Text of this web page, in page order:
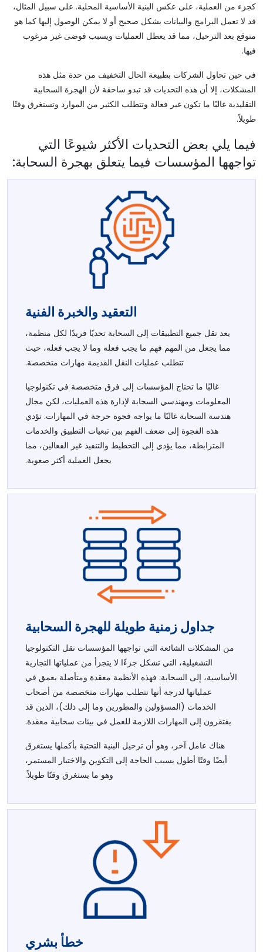
كجزء من العملية، على عكس البنية الأساسية المحلية. على سبيل المثال،
قد لا تعمل البرامج والبيانات بشكل صحيح أو لا يمكن الوصول إليها كما هو
متوقع بعد الترحيل، مما قد يعطل العمليات ويسبب فوضى غير مرغوب
فيها.
في حين تحاول الشركات بطبيعة الحال التخفيف من حدة مثل هذه
المشكلات، إلا أن هذه التحديات قد تبدو ساحقة لأن الهجرة السحابية
التقليدية غالبًا ما تكون غير فعالة وتتطلب الكثير من الموارد وتستغرق وقتًا
طويلاً.
فيما يلي بعض التحديات الأكثر شيوعًا التي
تواجهها المؤسسات فيما يتعلق بهجرة السحابة:
التعقيد والخبرة الفنية
يعد نقل جميع التطبيقات إلى السحابة تحديًا فريدًا لكل منظمة،
مما يجعل من المهم فهم ما يجب فعله وما لا يجب فعله، حيث
تتطلب عمليات النقل القديمة مهارات متخصصة.
غالبًا ما تحتاج المؤسسات إلى فرق متخصصة في تكنولوجيا
المعلومات ومهندسي السحابة لإدارة هذه العمليات، لكن مجال
هندسة السحابة غالبًا ما يواجه فجوة حرجة في المهارات. تؤدي
هذه الفجوة إلى ضعف الفهم بين تبعيات التطبيق والخدمات
المترابطة، مما يؤدي إلى التخطيط والتنفيذ غير الفعالين، مما
يجعل العملية أكثر صعوبة.
جداول زمنية طويلة للهجرة السحابية
من المشكلات الشائعة التي تواجهها المؤسسات نقل التكنولوجيا
التشغيلية، التي تشكل جزءًا لا يتجزأ من عملياتها التجارية
الأساسية، إلى السحابة. فهذه الأنظمة معقدة ومتأصلة بعمق في
عملياتها لدرجة أنها تتطلب مهارات متخصصة من أصحاب
الخدمات (المسؤولين والمطورين وما إلى ذلك)، الذين قد
يفتقرون إلى المهارات اللازمة للعمل في بيئات سحابية معقدة.
هناك عامل آخر، وهو أن ترحيل البنية التحتية بأكملها يستغرق
أيضًا وقتًا أطول بسبب الحاجة إلى التكوين والاختبار المستمر،
وهو ما يستغرق وقتًا طويلاً.
خطأ بشري